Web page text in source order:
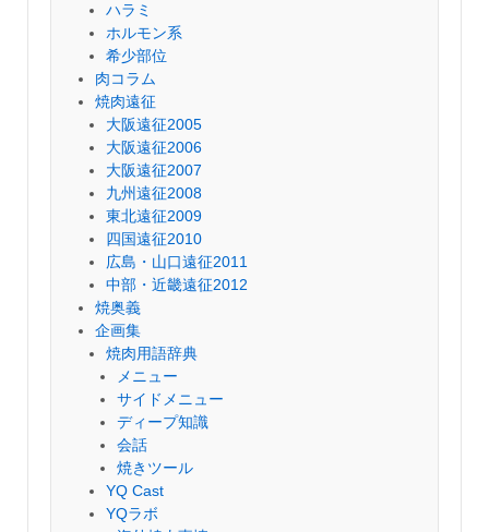
ハラミ
ホルモン系
希少部位
肉コラム
焼肉遠征
大阪遠征2005
大阪遠征2006
大阪遠征2007
九州遠征2008
東北遠征2009
四国遠征2010
広島・山口遠征2011
中部・近畿遠征2012
焼奥義
企画集
焼肉用語辞典
メニュー
サイドメニュー
ディープ知識
会話
焼きツール
YQ Cast
YQラボ